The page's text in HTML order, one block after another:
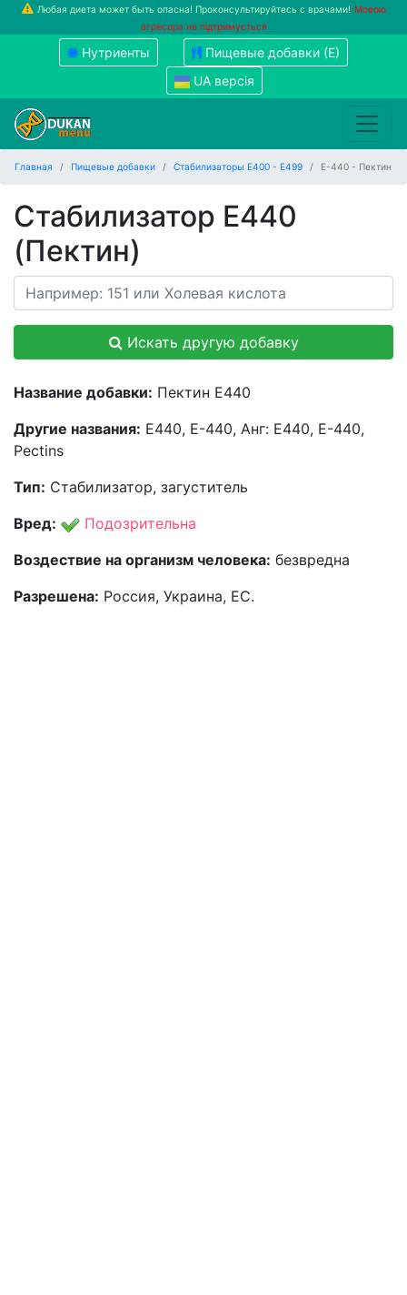
Любая диета может быть опасна! Проконсультируйтесь с врачами! Мовою
агресора не підтримується
Нутриенты
Пищевые добавки (Е)
UA версія
Главная Пищевые добавки Стабилизаторы Е400 - Е499 Е-440 - Пектин
Стабилизатор Е440
(Пектин)
Искать другую добавку
Название добавки: Пектин Е440
Другие названия: Е440, Е-440, Анг: E440, E-440,
Pectins
Тип: Стабилизатор, загуститель
Вред:
Подозрительна
Воздествие на организм человека: безвредна
Разрешена: Россия, Украина, ЕС.